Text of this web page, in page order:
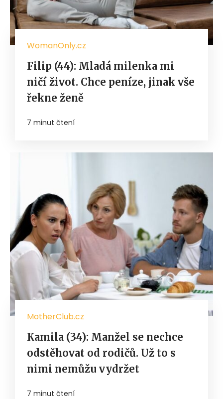
WomanOnly.cz
Filip (44): Mladá milenka mi
ničí život. Chce peníze, jinak vše
řekne ženě
7 minut čtení
MotherClub.cz
Kamila (34): Manžel se nechce
odstěhovat od rodičů. Už to s
nimi nemůžu vydržet
7 minut čtení